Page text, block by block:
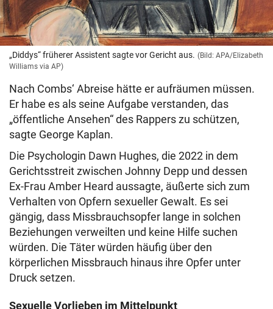
„Diddys“ früherer Assistent sagte vor Gericht aus. (Bild: APA/Elizabeth
Williams via AP)
Nach Combs‘ Abreise hätte er aufräumen müssen.
Er habe es als seine Aufgabe verstanden, das
„öffentliche Ansehen“ des Rappers zu schützen,
sagte George Kaplan.
Die Psychologin Dawn Hughes, die 2022 in dem
Gerichtsstreit zwischen Johnny Depp und dessen
Ex-Frau Amber Heard aussagte, äußerte sich zum
Verhalten von Opfern sexueller Gewalt. Es sei
gängig, dass Missbrauchsopfer lange in solchen
Beziehungen verweilten und keine Hilfe suchen
würden. Die Täter würden häufig über den
körperlichen Missbrauch hinaus ihre Opfer unter
Druck setzen.
Sexuelle Vorlieben im Mittelpunkt